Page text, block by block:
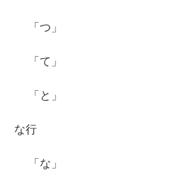
「つ」
「て」
「と」
な行
「な」